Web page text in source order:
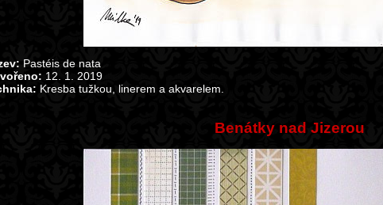
Pastéis de nata
12. 1. 2019
Kresba tužkou, linerem a akvarelem.
Benátky nad Jizerou